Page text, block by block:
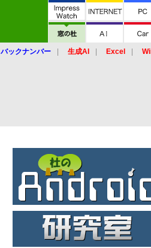
バックナンバー 生成AI Excel